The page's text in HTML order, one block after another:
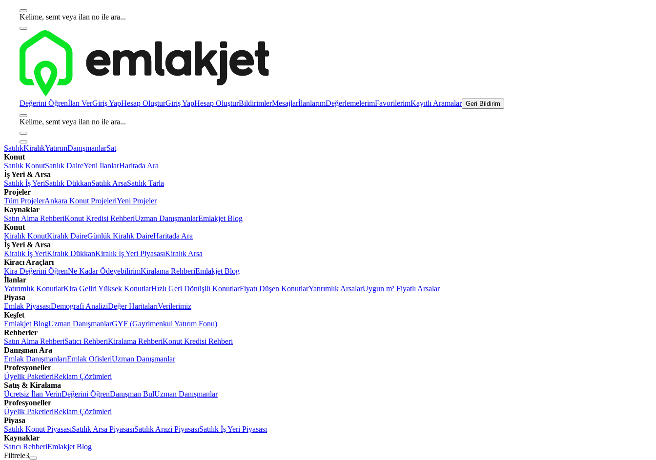
Kelime, semt veya ilan no ile ara...
Değerini Öğrenİlan VerGiriş YapHesap OluşturGiriş YapHesap OluşturBildirimlerMesajlarİlanlarımDeğerlemelerimFavorilerimKayıtlı Aramalar Geri Bildirim
Kelime, semt veya ilan no ile ara...
SatılıkKiralıkYatırımDanışmanlarSat
Konut
Satılık KonutSatılık DaireYeni İlanlarHaritada Ara
İş Yeri & Arsa
Satılık İş YeriSatılık DükkanSatılık ArsaSatılık Tarla
Projeler
Tüm ProjelerAnkara Konut ProjeleriYeni Projeler
Kaynaklar
Satın Alma RehberiKonut Kredisi RehberiUzman DanışmanlarEmlakjet Blog
Konut
Kiralık KonutKiralık DaireGünlük Kiralık DaireHaritada Ara
İş Yeri & Arsa
Kiralık İş YeriKiralık DükkanKiralık İş Yeri PiyasasıKiralık Arsa
Kiracı Araçları
Kira Değerini ÖğrenNe Kadar ÖdeyebilirimKiralama RehberiEmlakjet Blog
İlanlar
Yatırımlık KonutlarKira Geliri Yüksek KonutlarHızlı Geri Dönüşlü KonutlarFiyatı Düşen KonutlarYatırımlık ArsalarUygun m² Fiyatlı Arsalar
Piyasa
Emlak PiyasasıDemografi AnaliziDeğer HaritalarıVerilerimiz
Keşfet
Emlakjet BlogUzman DanışmanlarGYF (Gayrimenkul Yatırım Fonu)
Rehberler
Satın Alma RehberiSatıcı RehberiKiralama RehberiKonut Kredisi Rehberi
Danışman Ara
Emlak DanışmanlarıEmlak OfisleriUzman Danışmanlar
Profesyoneller
Üyelik PaketleriReklam Çözümleri
Satış & Kiralama
Ücretsiz İlan VerinDeğerini ÖğrenDanışman BulUzman Danışmanlar
Profesyoneller
Üyelik PaketleriReklam Çözümleri
Piyasa
Satılık Konut PiyasasıSatılık Arsa PiyasasıSatılık Arazi PiyasasıSatılık İş Yeri Piyasası
Kaynaklar
Satıcı RehberiEmlakjet Blog
Filtrele3